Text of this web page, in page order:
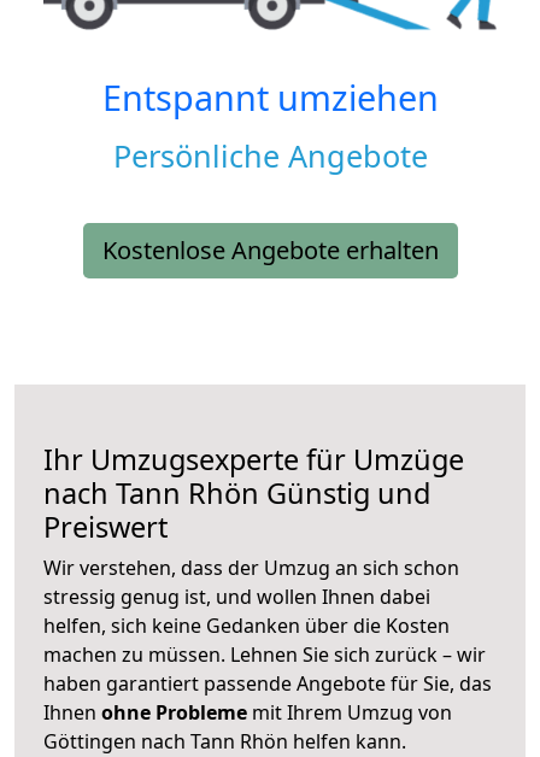
Entspannt umziehen
Persönliche Angebote
Kostenlose Angebote erhalten
Ihr Umzugsexperte für Umzüge
nach Tann Rhön Günstig und
Preiswert
Wir verstehen, dass der Umzug an sich schon
stressig genug ist, und wollen Ihnen dabei
helfen, sich keine Gedanken über die Kosten
machen zu müssen. Lehnen Sie sich zurück – wir
haben garantiert passende Angebote für Sie, das
Ihnen ohne Probleme mit Ihrem Umzug von
Göttingen nach Tann Rhön helfen kann.